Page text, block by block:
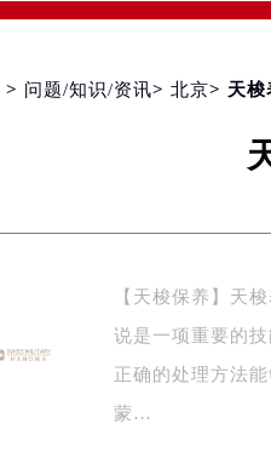
展路29号星耀天地写字楼1
定东路399号置地商务中心
钱江路1366号华润大厦写字
新区红谷中大道998号绿地双
经十路11111号华润中心写字
河路230号万菱汇国际中心
> 问题/知识/资讯> 北京> 天梭
【天梭保养】天
说是一项重要的
正确的处理方法
蒙…